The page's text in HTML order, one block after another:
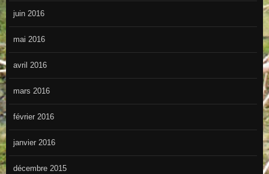
juin 2016
mai 2016
avril 2016
mars 2016
février 2016
janvier 2016
décembre 2015